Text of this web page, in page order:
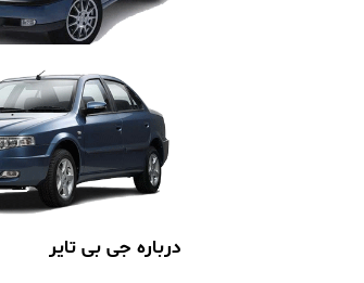
درباره جی بی تایر